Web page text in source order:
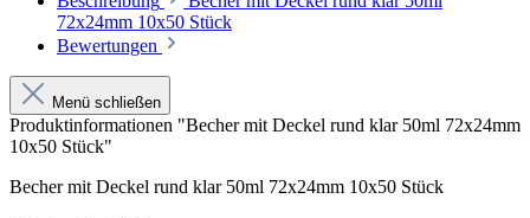
72x24mm 10x50 Stück
Bewertungen
Menü schließen
Produktinformationen "Becher mit Deckel rund klar 50ml 72x24mm
10x50 Stück"
Becher mit Deckel rund klar 50ml 72x24mm 10x50 Stück